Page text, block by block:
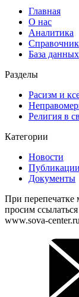
Главная
О нас
Аналитика
Справочник
База данных
Разделы
Расизм и
Религия в
Категории
Новости
Публикации
Документы
При перепечатке
просим
www.sova-center.ru